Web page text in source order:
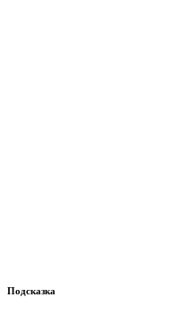
Подсказка